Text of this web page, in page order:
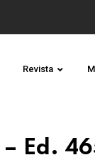
Revista
Ed.